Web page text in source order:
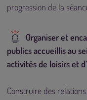
progression de la
Organiser et
publics accueillis au
activités de loisirs et
Construire des